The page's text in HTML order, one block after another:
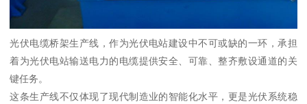
光伏电缆桥架生产线，作为光伏电站建设中不可或缺的一环，承担
着为光伏电站输送电力的电缆提供安全、可靠、整齐敷设通道的关
键任务。
这条生产线不仅体现了现代制造业的智能化水平，更是光伏系统稳